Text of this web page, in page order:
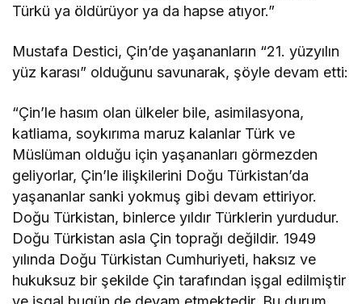
Türkü ya öldürüyor ya da hapse atıyor.”
Mustafa Destici, Çin’de yaşananların “21. yüzyılın
yüz karası” olduğunu savunarak, şöyle devam etti:
“Çin’le hasım olan ülkeler bile, asimilasyona,
katliama, soykırıma maruz kalanlar Türk ve
Müslüman olduğu için yaşananları görmezden
geliyorlar, Çin’le ilişkilerini Doğu Türkistan’da
yaşananlar sanki yokmuş gibi devam ettiriyor.
Doğu Türkistan, binlerce yıldır Türklerin yurdudur.
Doğu Türkistan asla Çin toprağı değildir. 1949
yılında Doğu Türkistan Cumhuriyeti, haksız ve
hukuksuz bir şekilde Çin tarafından işgal edilmiştir